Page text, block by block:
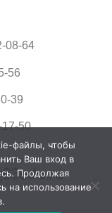
08-64
56
39
17-50
файлы, чтобы
Ваш вход в
Продолжая
на использование